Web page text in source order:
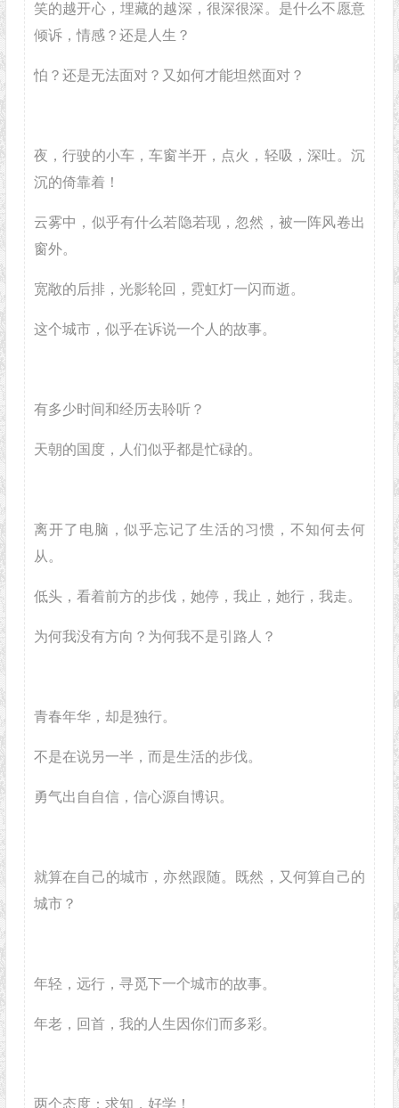
笑的越开心，埋藏的越深，很深很深。是什么不愿意
倾诉，情感？还是人生？
怕？还是无法面对？又如何才能坦然面对？
夜，行驶的小车，车窗半开，点火，轻吸，深吐。沉
沉的倚靠着！
云雾中，似乎有什么若隐若现，忽然，被一阵风卷出
窗外。
宽敞的后排，光影轮回，霓虹灯一闪而逝。
这个城市，似乎在诉说一个人的故事。
有多少时间和经历去聆听？
天朝的国度，人们似乎都是忙碌的。
离开了电脑，似乎忘记了生活的习惯，不知何去何
从。
低头，看着前方的步伐，她停，我止，她行，我走。
为何我没有方向？为何我不是引路人？
青春年华，却是独行。
不是在说另一半，而是生活的步伐。
勇气出自自信，信心源自博识。
就算在自己的城市，亦然跟随。既然，又何算自己的
城市？
年轻，远行，寻觅下一个城市的故事。
年老，回首，我的人生因你们而多彩。
两个态度：求知，好学！